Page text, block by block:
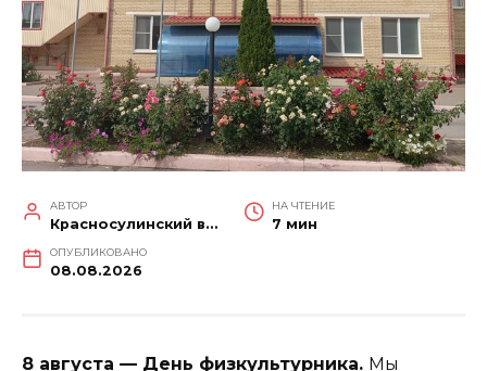
АВТОР
Красносулинский вестник
НА ЧТЕНИЕ
7 мин
ОПУБЛИКОВАНО
08.08.2026
8 августа — День физкультурника. Мы